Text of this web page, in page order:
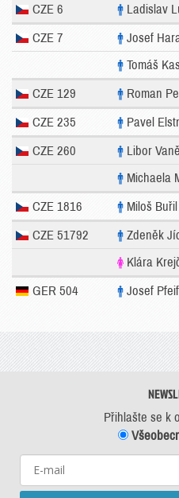
CZE 6 Ladislav
CZE 7 Josef
Tomáš
CZE 129 Roman
CZE 235 Pavel
CZE 260 Libor
Michaela
CZE 1816 Miloš
CZE 51792 Zdeněk
Klára
GER 504 Josef
Přihlašte se k